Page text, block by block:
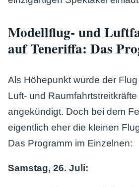
Modellflug- und
auf Teneriffa: Das
Als Höhepunkt wurde der
Luft- und
angekündigt. Doch bei dem
eigentlich eher die kleinen
Das Programm im Einzelnen:
Samstag, 26. Juli: